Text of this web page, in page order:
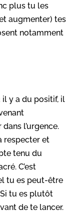
plus tu les
augmenter) tes
notamment
y a du positif, il
l’urgence.
respecter et
tenu du
C’est
tu es peut-être
tu es plutôt
de te lancer.